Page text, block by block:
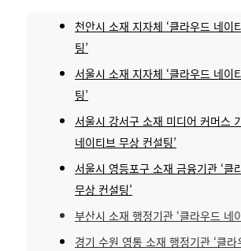
천안시 소재 지자체 ‘클라우드 네이
팅’
서울시 소재 지자체 ‘클라우드 네이
팅’
서울시 강서구 소재 미디어 커머스
네이티브 무상 컨설팅’
서울시 영등포구 소재 금융기관 ‘클
무상 컨설팅’
부산시 소재 행정기관 ‘클라우드 네
경기 수원 영통 소재 행정기관 ‘클